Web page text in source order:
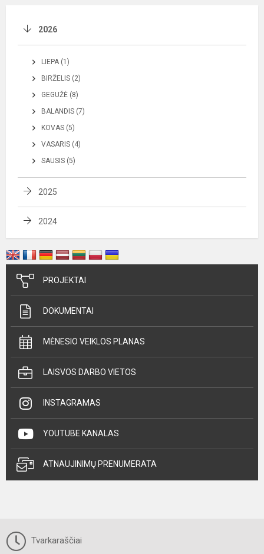
2026
LIEPA (1)
BIRŽELIS (2)
GEGUŽĖ (8)
BALANDIS (7)
KOVAS (5)
VASARIS (4)
SAUSIS (5)
2025
2024
PROJEKTAI
DOKUMENTAI
MĖNESIO VEIKLOS PLANAS
LAISVOS DARBO VIETOS
INSTAGRAMAS
YOUTUBE KANALAS
ATNAUJINIMŲ PRENUMERATA
Tvarkaraščiai